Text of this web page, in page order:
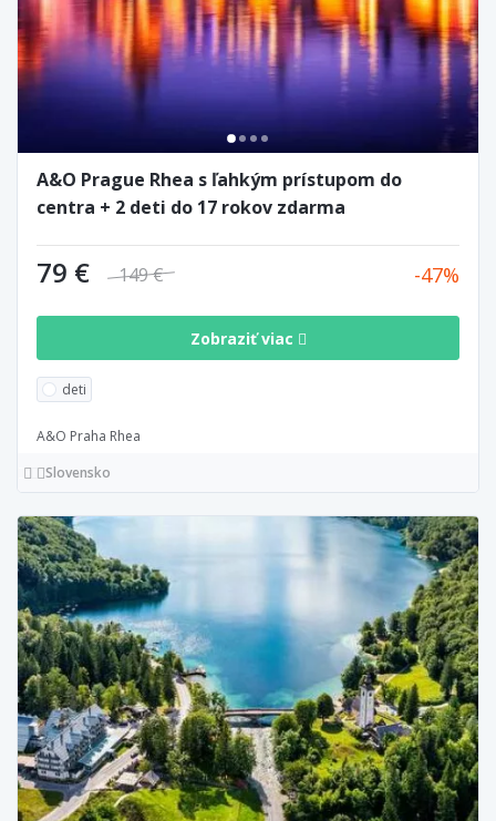
A&O Prague Rhea s ľahkým prístupom do
centra + 2 deti do 17 rokov zdarma
79 € 149 € 47
Zobraziť viac
deti
A&O Praha Rhea
Slovensko